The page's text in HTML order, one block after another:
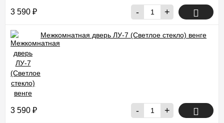
3 590 ₽ - +
Межкомнатная дверь ЛУ-7 (Светлое стекло) венге
3 590 ₽ - +